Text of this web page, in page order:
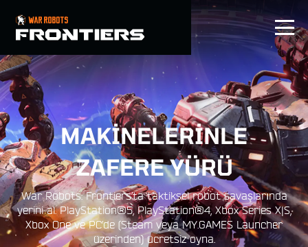
TR
MAKİNELERİNLE
ZAFERE YÜRÜ
War Robots: Frontiers’ta taktiksel robot savaşlarında
yerini al. PlayStation®5, PlayStation®4, Xbox Series X|S,
Xbox One ve PC’de (Steam veya MY.GAMES Launcher
üzerinden) ücretsiz oyna.